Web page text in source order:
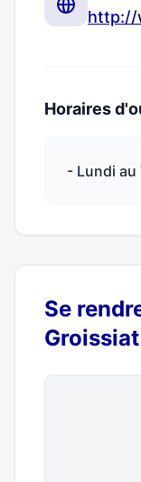
http://
Horaires
- Lundi au
Se
Groissiat